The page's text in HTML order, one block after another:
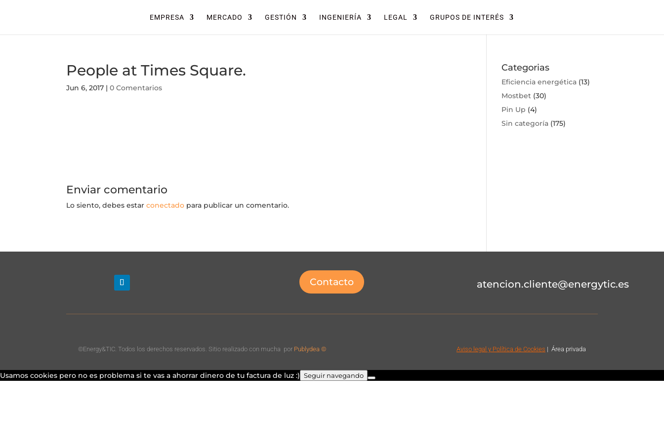
EMPRESA MERCADO GESTIÓN INGENIERÍA LEGAL GRUPOS DE INTERÉS
People at Times Square.
Jun 6, 2017 |0 Comentarios
Enviar comentario
Lo siento, debes estarconectado para publicar un comentario.
Categorias
Eficiencia energética (13)
Mostbet (30)
Pin Up (4)
Sin categoría (175)
Contacto atencion.cliente@energytic.es
©Energy&TIC. Todos los derechos reservados. Sitio realizado con mucha por Publydea © Aviso legal y Política de Cookies | Área privada
Usamos cookies pero no es problema si te vas a ahorrar dinero de tu factura de luz :) Seguir navegando